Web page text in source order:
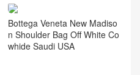
Bottega Veneta New Madiso
n Shoulder Bag Off White Co
whide Saudi USA